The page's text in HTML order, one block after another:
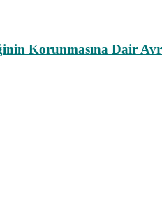
Korunmasına Dair